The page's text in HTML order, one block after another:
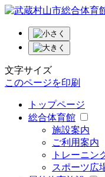
文字サイズ
このページを印刷
トップページ
総合体育館
施設案内
ご利用案内
トレーニン
スポーツ広